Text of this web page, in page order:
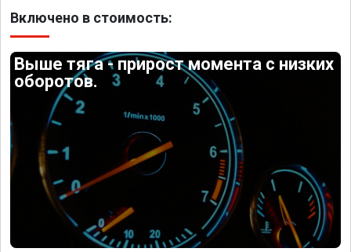
Включено в стоимость:
Выше тяга - прирост момента с низких
оборотов.